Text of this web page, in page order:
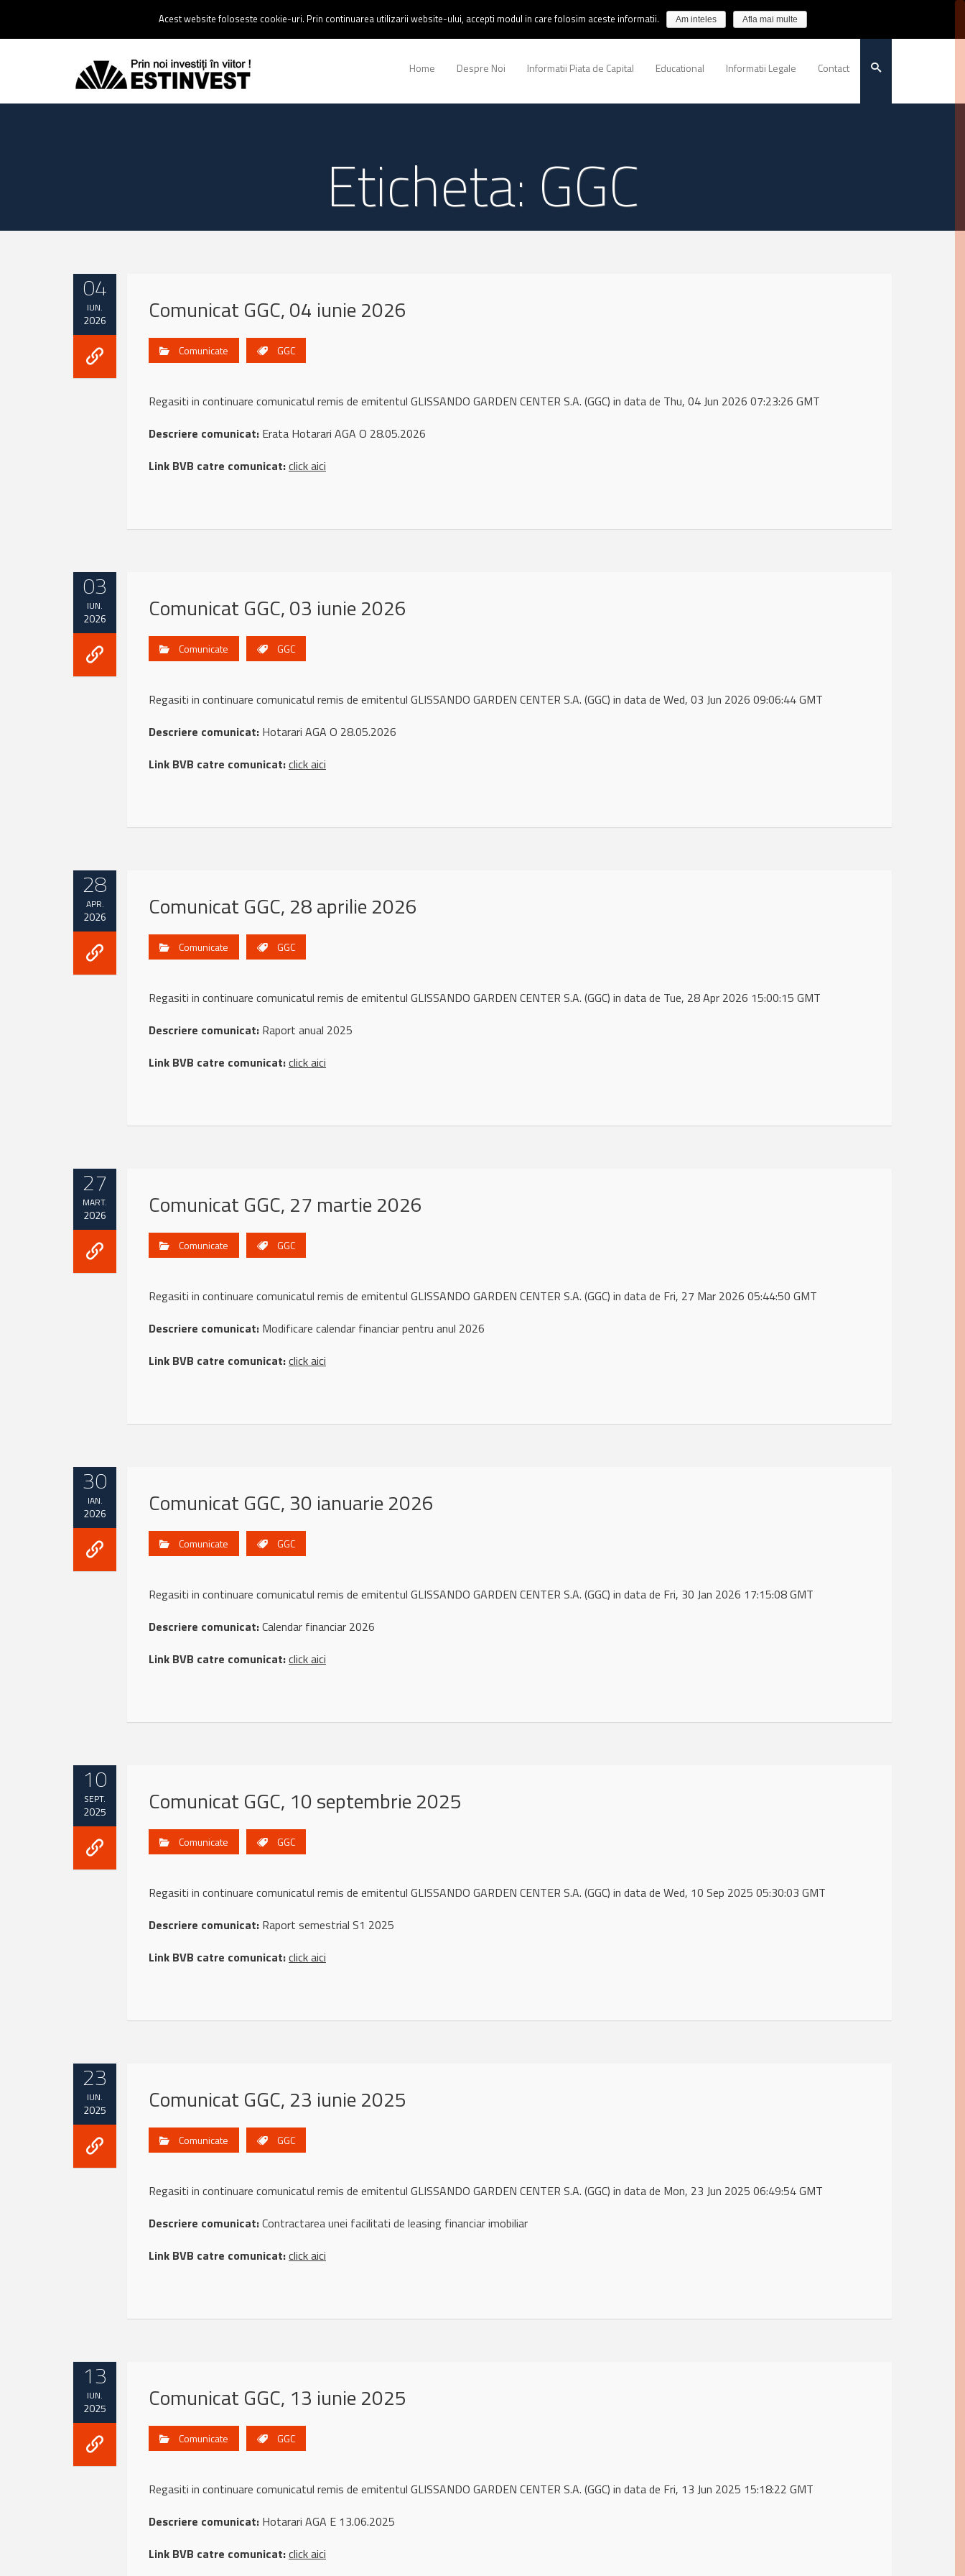
0237 238 900 |Email :contact@estinvest.ro
Home Despre Noi Informatii Piata de Capital Educational Informatii Legale Contact
Eticheta: GGC
04
IUN.
2026 Comunicat GGC, 04 iunie 2026
Comunicate GGC
Regasiti in continuare comunicatul remis de emitentul GLISSANDO GARDEN CENTER S.A. (GGC) in data de Thu, 04 Jun 2026 07:23:26 GMT
Descriere comunicat: Erata Hotarari AGA O 28.05.2026
Link BVB catre comunicat:click aici
03
IUN.
2026 Comunicat GGC, 03 iunie 2026
Comunicate GGC
Regasiti in continuare comunicatul remis de emitentul GLISSANDO GARDEN CENTER S.A. (GGC) in data de Wed, 03 Jun 2026 09:06:44 GMT
Descriere comunicat: Hotarari AGA O 28.05.2026
Link BVB catre comunicat:click aici
28
APR.
2026 Comunicat GGC, 28 aprilie 2026
Comunicate GGC
Regasiti in continuare comunicatul remis de emitentul GLISSANDO GARDEN CENTER S.A. (GGC) in data de Tue, 28 Apr 2026 15:00:15 GMT
Descriere comunicat: Raport anual 2025
Link BVB catre comunicat:click aici
27
MART.
2026 Comunicat GGC, 27 martie 2026
Comunicate GGC
Regasiti in continuare comunicatul remis de emitentul GLISSANDO GARDEN CENTER S.A. (GGC) in data de Fri, 27 Mar 2026 05:44:50 GMT
Descriere comunicat: Modificare calendar financiar pentru anul 2026
Link BVB catre comunicat:click aici
30
IAN.
2026 Comunicat GGC, 30 ianuarie 2026
Comunicate GGC
Regasiti in continuare comunicatul remis de emitentul GLISSANDO GARDEN CENTER S.A. (GGC) in data de Fri, 30 Jan 2026 17:15:08 GMT
Descriere comunicat:Calendar financiar 2026
Link BVB catre comunicat:click aici
10
SEPT.
2025 Comunicat GGC, 10 septembrie 2025
Comunicate GGC
Regasiti in continuare comunicatul remis de emitentul GLISSANDO GARDEN CENTER S.A. (GGC) in data de Wed, 10 Sep 2025 05:30:03 GMT
Descriere comunicat: Raport semestrial S1 2025
Link BVB catre comunicat:click aici
23
IUN.
2025 Comunicat GGC, 23 iunie 2025
Comunicate GGC
Regasiti in continuare comunicatul remis de emitentul GLISSANDO GARDEN CENTER S.A. (GGC) in data de Mon, 23 Jun 2025 06:49:54 GMT
Descriere comunicat:Contractarea unei facilitati de leasing financiar imobiliar
Link BVB catre comunicat:click aici
13
IUN.
2025 Comunicat GGC, 13 iunie 2025
Comunicate GGC
Regasiti in continuare comunicatul remis de emitentul GLISSANDO GARDEN CENTER S.A. (GGC) in data de Fri, 13 Jun 2025 15:18:22 GMT
Descriere comunicat: Hotarari AGA E 13.06.2025
Link BVB catre comunicat:click aici
Acest website foloseste cookie-uri. Prin continuarea utilizarii website-ului, accepti modul in care folosim aceste informatii. Am inteles Afla mai multe